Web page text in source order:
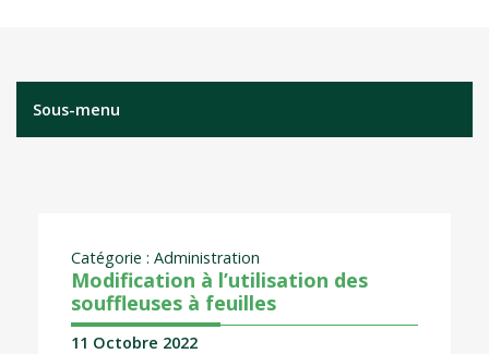
Sous-menu
Modification à l’utilisation des
souffleuses à feuilles
Catégorie : Administration
11 Octobre 2022